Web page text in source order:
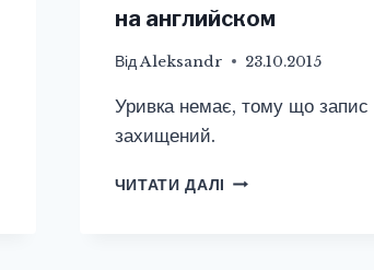
на английском
ВідAleksandr 23.10.2015
Уривка немає, тому що запис
захищений.
ЧИТАТИ ДАЛІ ЗАХИЩЕНО: